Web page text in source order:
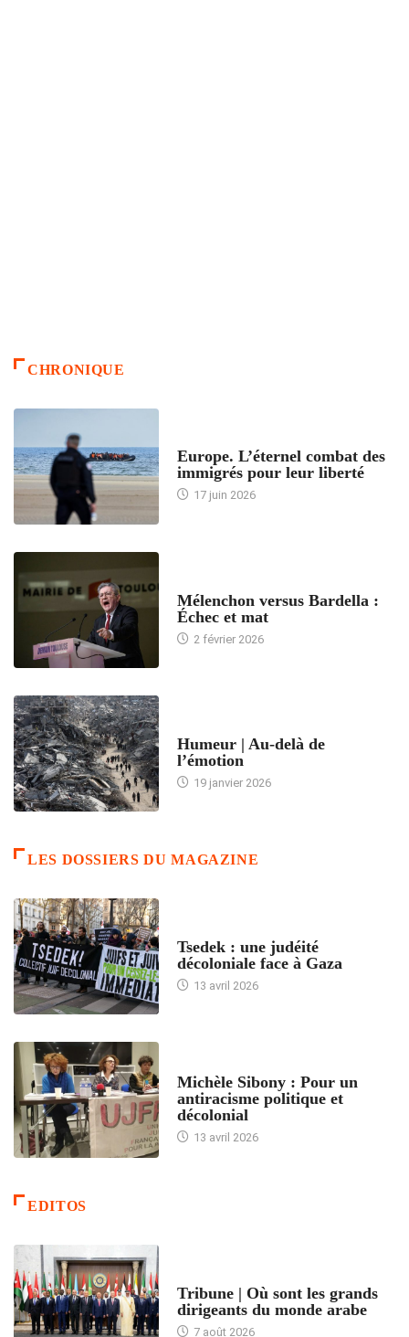
CHRONIQUE
Europe. L’éternel combat des
immigrés pour leur liberté
17 juin 2026
Mélenchon versus Bardella :
Échec et mat
2 février 2026
Humeur | Au-delà de
l’émotion
19 janvier 2026
LES DOSSIERS DU MAGAZINE
Tsedek : une judéité
décoloniale face à Gaza
13 avril 2026
Michèle Sibony : Pour un
antiracisme politique et
décolonial
13 avril 2026
EDITOS
Tribune | Où sont les grands
dirigeants du monde arabe
7 août 2026